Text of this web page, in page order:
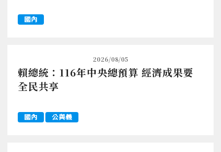
國內
2026/08/05
賴總統：116年中央總預算 經濟成果要
全民共享
國內 公與義